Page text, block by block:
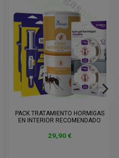
PACK TRATAMIENTO HORMIGAS
EN INTERIOR RECOMENDADO
29,90 €